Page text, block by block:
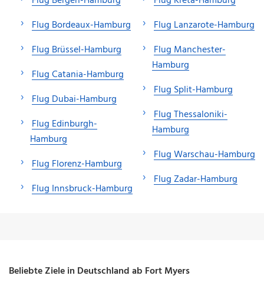
Flug Bordeaux-Hamburg
Flug Brüssel-Hamburg
Flug Catania-Hamburg
Flug Dubai-Hamburg
Flug Edinburgh-
Hamburg
Flug Florenz-Hamburg
Flug Innsbruck-Hamburg
Flug Lanzarote-Hamburg
Flug Manchester-
Hamburg
Flug Split-Hamburg
Flug Thessaloniki-
Hamburg
Flug Warschau-Hamburg
Flug Zadar-Hamburg
Beliebte Ziele in Deutschland ab Fort Myers